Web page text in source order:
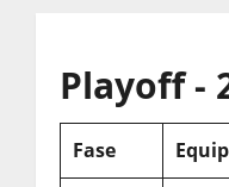
Playoff -
Fase